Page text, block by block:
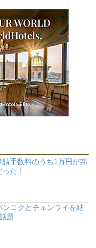
手数料のうち1万円が邦
た！
ンコクとチェンライを結
題